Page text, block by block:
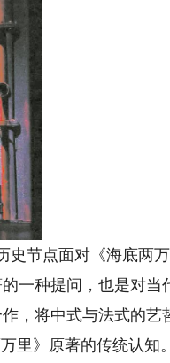
节点面对《海底两万
一种提问，也是对当
，将中式与法式的艺
里》原著的传统认知。